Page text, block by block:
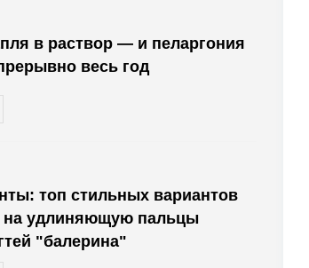
раствор — и пеларгония
весь год
топ стильных вариантов
на удлиняющую пальцы
"балерина"